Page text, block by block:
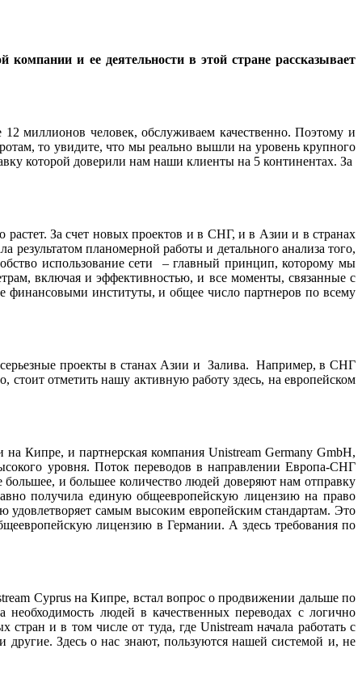
и ее деятельности в этой стране рассказывает
миллионов человек, обслуживаем качественно. Поэтому и
то увидите, что мы реально вышли на уровень крупного
которой доверили нам наши клиенты на 5 континентах. За
За счет новых проектов и в СНГ, и в Азии и в странах
планомерной работы и детального анализа того,
использование сети – главный принцип, которому мы
включая и эффективностью, и все моменты, связанные с
институты, и общее число партнеров по всему
проекты в станах Азии и Залива. Например, в СНГ
отметить нашу активную работу здесь, на европейском
Кипре, и партнерская компания Unistream Germany GmbH,
уровня. Поток переводов в направлении Европа-СНГ
и большее количество людей доверяют нам отправку
получила единую общеевропейскую лицензию на право
самым высоким европейским стандартам. Это
лицензию в Германии. А здесь требования по
Cyprus на Кипре, встал вопрос о продвижении дальше по
людей в качественных переводах с логично
и в том числе от туда, где Unistream начала работать с
Здесь о нас знают, пользуются нашей системой и, не